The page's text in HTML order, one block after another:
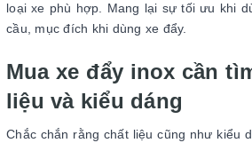
loại xe phù hợp. Mang lại sự tối ưu khi
cầu, mục đích khi dùng xe đẩy.
Mua xe đẩy inox cần
liệu và kiểu dáng
Chắc chắn rằng chất liệu cũng như kiểu